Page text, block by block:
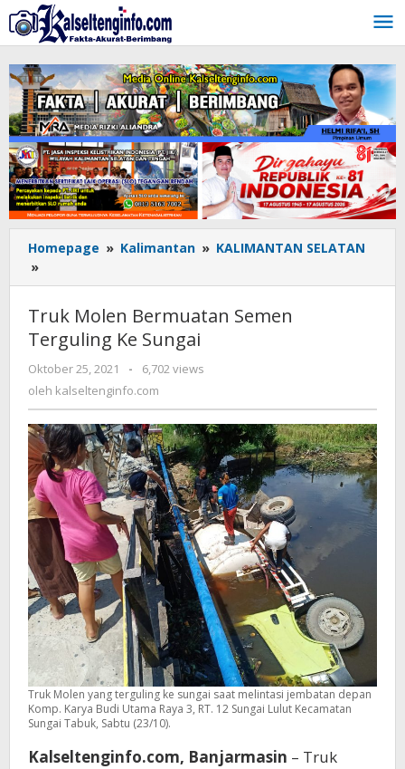
Lewati
ke
konten
Homepage » Kalimantan » KALIMANTAN SELATAN
»
Molen
Bermuatan
Semen
Terguling
Ke
Truk Molen Bermuatan Semen
Terguling Ke Sungai
Oktober 25, 2021
oleh
kalseltenginfo.com
-
6,702 views
oleh kalseltenginfo.com
Truk Molen yang terguling ke sungai saat melintasi jembatan depan
Komp. Karya Budi Utama Raya 3, RT. 12 Sungai Lulut Kecamatan
Sungai Tabuk, Sabtu (23/10).
Kalseltenginfo.com, Banjarmasin – Truk